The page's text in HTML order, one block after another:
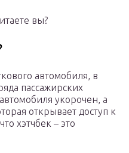
вы?
автомобиля, в
пассажирских
укорочен, а
открывает доступ к
хэтчбек – это